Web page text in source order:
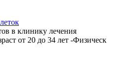
в клинику лечения
от 20 до 34 лет -Физическ